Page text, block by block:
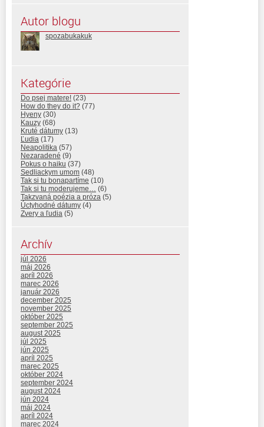
Autor blogu
spozabukakuk
Kategórie
Do psej matere! (23)
How do they do it? (77)
Hyeny (30)
Kauzy (68)
Kruté dátumy (13)
Ľudia (17)
Neapolitika (57)
Nezaradené (9)
Pokus o haiku (37)
Sedliackym umom (48)
Tak si tu bonapartíme (10)
Tak si tu moderujeme… (6)
Takzvaná poézia a próza (5)
Úctyhodné dátumy (4)
Zvery a ľudia (5)
Archív
júl 2026
máj 2026
apríl 2026
marec 2026
január 2026
december 2025
november 2025
október 2025
september 2025
august 2025
júl 2025
jún 2025
apríl 2025
marec 2025
október 2024
september 2024
august 2024
jún 2024
máj 2024
apríl 2024
marec 2024